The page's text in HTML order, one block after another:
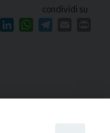
condividi su
PinterestLinkedInWhatsApp